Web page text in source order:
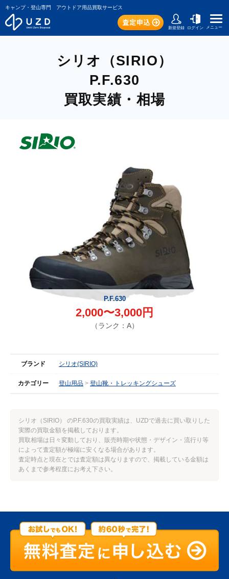
キャンプ・登山専門 アウトドア用品買取サービス
新規登録 ログイン メニュー
シリオ（SIRIO）
P.F.630
買取実績・相場
P.F.630
2,000〜3,000円
（ランク：A）
ブランド シリオ(SIRIO)
カテゴリー 登山用品 登山靴・トレッキングシューズ
シリオ（SIRIO） のP.F.630の買取実績は、UZDで過去に買い取りした
実際の買取金額を掲載しております。
買取相場は日々変動しており、販売時期や状態・デザイン・流行り等
によって査定額が極端に安くなる場合があります。
査定時点と現在とでは査定額は異なりますので、掲載している金額は
あくまで参考程度にお考え下さい。